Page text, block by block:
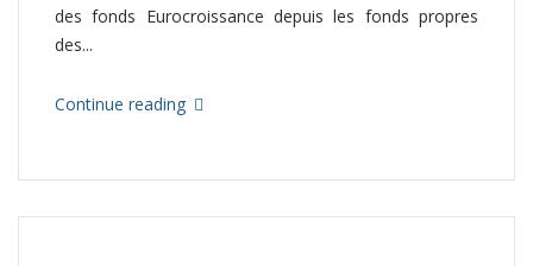
des fonds Eurocroissance depuis les fonds propres
des...
Continue reading